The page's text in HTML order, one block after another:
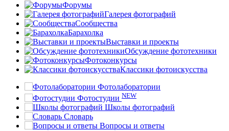
Форумы
Галерея фотографий
Сообщества
Барахолка
Выставки и проекты
Обсуждение фототехники
Фотоконкурсы
Классики фотоискусства
Фотолаборатории
Фотостудии NEW
Школы фотографий
Словарь
Вопросы и ответы